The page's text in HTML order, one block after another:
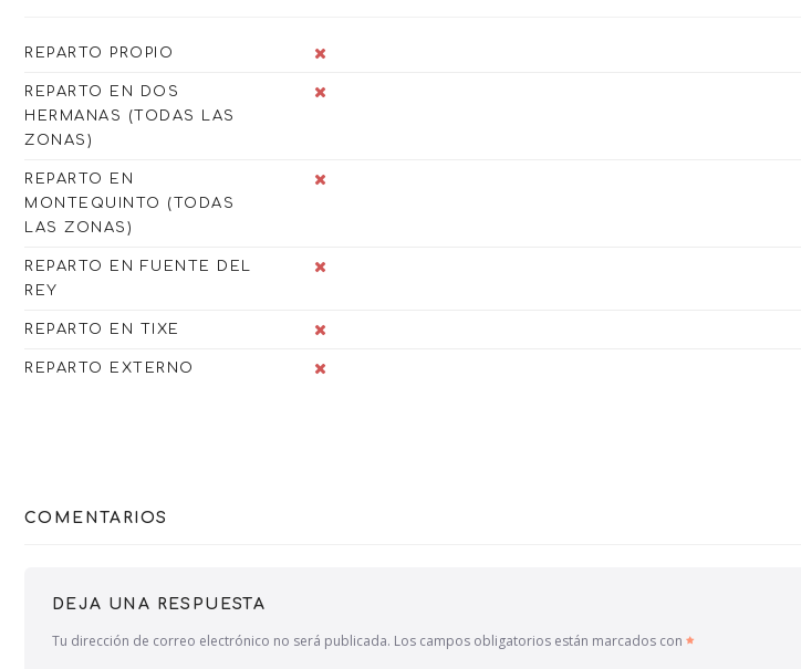
REPARTO PROPIO
REPARTO EN DOS
HERMANAS (TODAS LAS
ZONAS)
REPARTO EN
MONTEQUINTO (TODAS
LAS ZONAS)
REPARTO EN FUENTE DEL
REY
REPARTO EN TIXE
REPARTO EXTERNO
COMENTARIOS
DEJA UNA RESPUESTA
Tu dirección de correo electrónico no será publicada. Los campos obligatorios están marcados con